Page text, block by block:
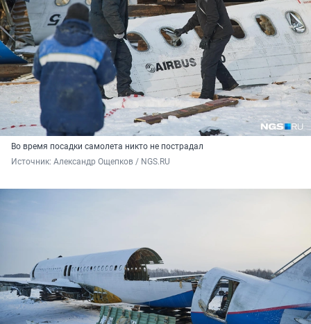
Во время посадки самолета никто не пострадал
Источник: Александр Ощепков / NGS.RU